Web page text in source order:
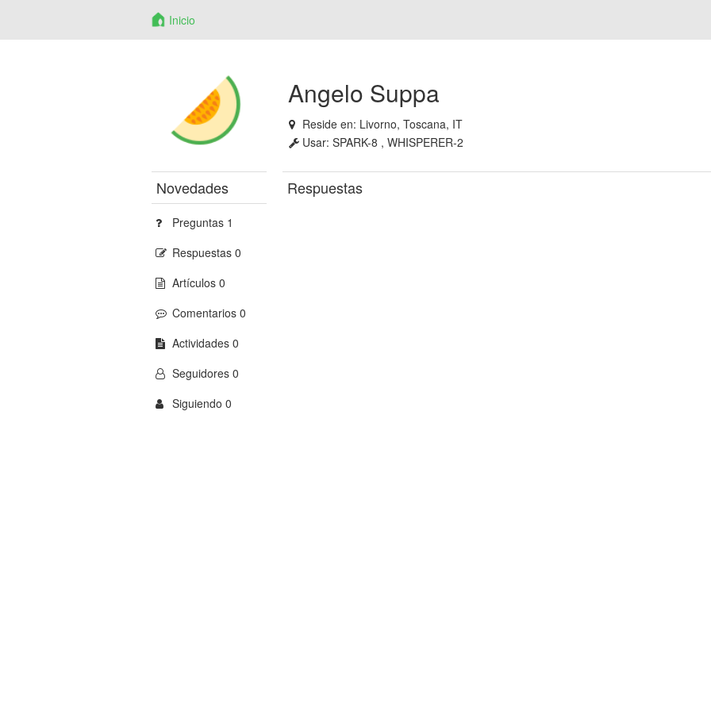
Inicio
Angelo Suppa
Reside en: Livorno, Toscana, IT
Usar:SPARK-8 , WHISPERER-2
Novedades
Preguntas 1
Respuestas 0
Artículos 0
Comentarios 0
Actividades 0
Seguidores 0
Siguiendo 0
Respuestas